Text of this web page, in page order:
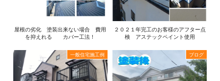
屋根の劣化 塗装出来ない場合 費用
を抑えれる カバー工法！
２０２１年完工のお客様のアフター点
検 アステックペイント使用
一般住宅施工例 ブログ